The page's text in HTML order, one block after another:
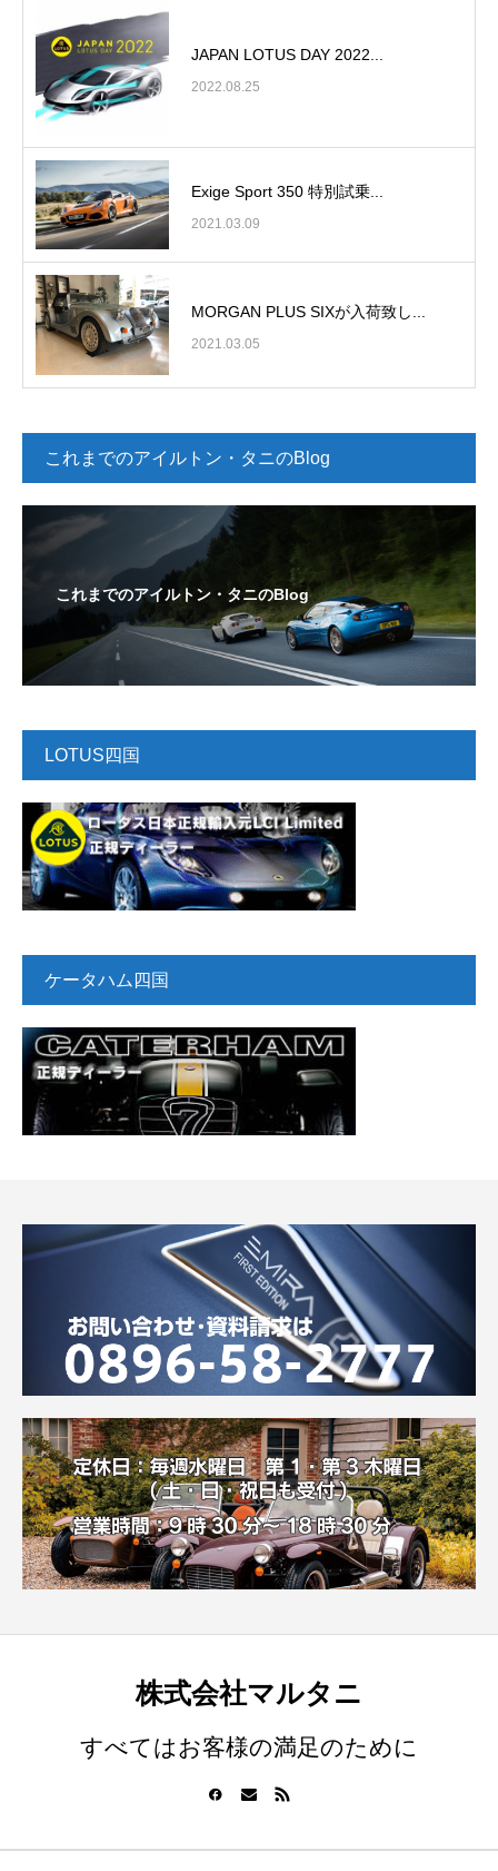
JAPAN LOTUS DAY 2022...
2022.08.25
Exige Sport 350 特別試乗...
2021.03.09
MORGAN PLUS SIXが入荷致し...
2021.03.05
これまでのアイルトン・タニのBlog
これまでのアイルトン・タニのBlog
LOTUS四国
ケータハム四国
株式会社マルタニ
すべてはお客様の満足のために